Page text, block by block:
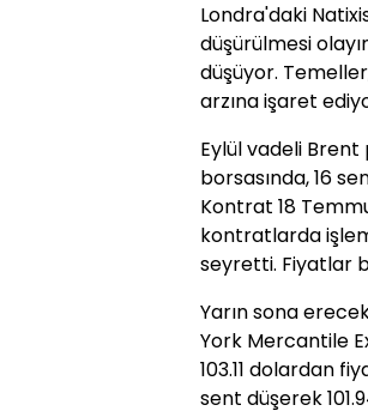
Londra'daki
düşürülmesi
düşüyor.
arzına işaret
Eylül vadeli
borsasında, 16
Kontrat 18
kontratlarda
seyretti. Fiyatlar
Yarın sona
York Mercantile
103.11 dolardan
sent düşerek